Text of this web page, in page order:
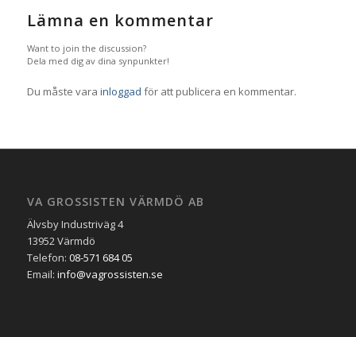
Lämna en kommentar
Want to join the discussion?
Dela med dig av dina synpunkter!
Du måste vara inloggad för att publicera en kommentar.
VA GROSSISTEN VÄRMDÖ AB
Älvsby Industriväg 4
13952 Värmdö
Telefon: 08-571 684 05
Email: info@vagrossisten.se